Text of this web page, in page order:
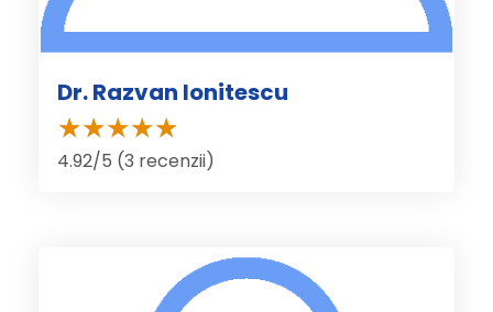
Dr. Razvan Ionitescu
4.92/5 (3 recenzii)